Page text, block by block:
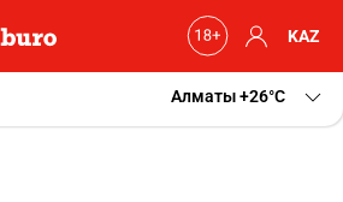
KAZ
Алматы+26 C